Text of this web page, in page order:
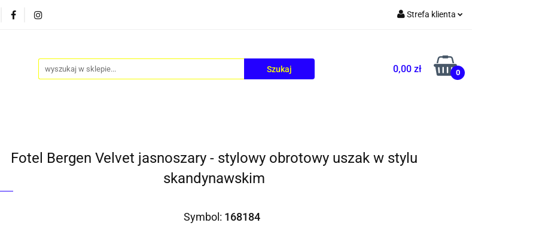
Strefa klienta
Zarejestruj się
Dodaj zgłoszenie
0,00 zł 0
AKCESORIA
Fotel Bergen Velvet jasnoszary - stylowy obrotowy uszak w stylu
skandynawskim
Symbol: 168184